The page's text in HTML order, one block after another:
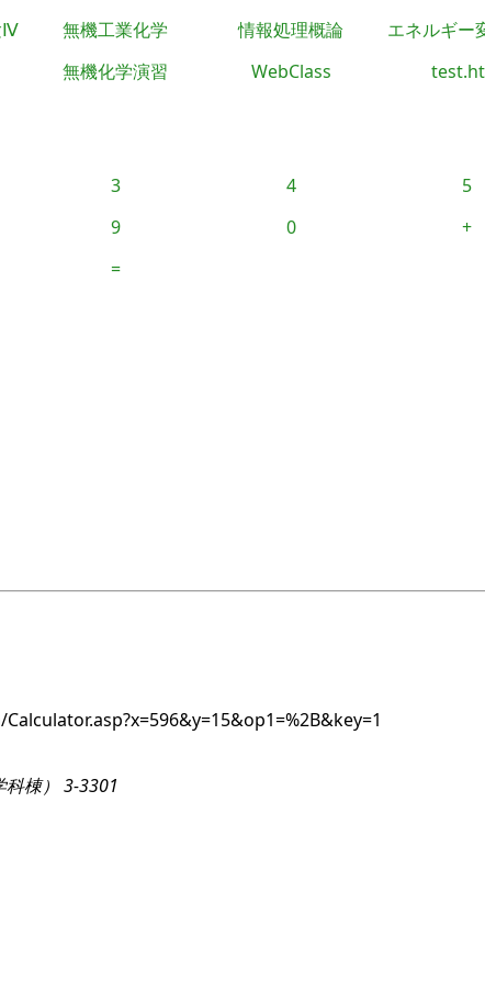
Ⅳ 無機工業化学 情報処理概論
エネルギー
無機化学演習 WebClass
3 4
5
9 0
+
=
科棟） 3-3301